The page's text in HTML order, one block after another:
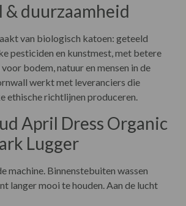
& duurzaamheid
van biologisch katoen: geteeld
pesticiden en kunstmest, met betere
bodem, natuur en mensen in de
werkt met leveranciers die
ethische richtlijnen produceren.
April Dress Organic
Lugger
machine. Binnenstebuiten wassen
langer mooi te houden. Aan de lucht